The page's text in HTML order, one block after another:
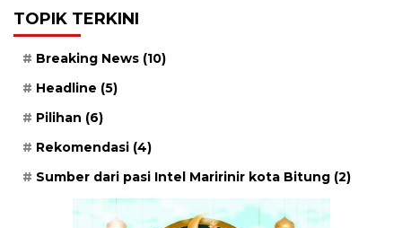
TOPIK TERKINI
Breaking News (10)
Headline (5)
Pilihan (6)
Rekomendasi (4)
Sumber dari pasi Intel Maririnir kota Bitung (2)